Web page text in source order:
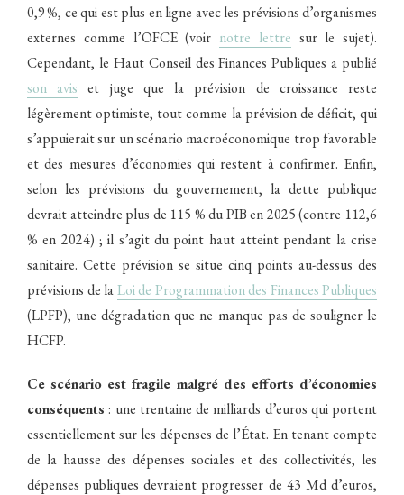
0,9 %, ce qui est plus en ligne avec les prévisions d’organismes
externes comme l’OFCE (voir notre lettre sur le sujet).
Cependant, le Haut Conseil des Finances Publiques a publié
son avis et juge que la prévision de croissance reste
légèrement optimiste, tout comme la prévision de déficit, qui
s’appuierait sur un scénario macroéconomique trop favorable
et des mesures d’économies qui restent à confirmer. Enfin,
selon les prévisions du gouvernement, la dette publique
devrait atteindre plus de 115 % du PIB en 2025 (contre 112,6
% en 2024) ; il s’agit du point haut atteint pendant la crise
sanitaire. Cette prévision se situe cinq points au-dessus des
prévisions de laLoi de Programmation des Finances Publiques
(LPFP), une dégradation que ne manque pas de souligner le
HCFP.
Ce scénario est fragile malgré des efforts d’économies
conséquents : une trentaine de milliards d’euros qui portent
essentiellement sur les dépenses de l’État. En tenant compte
de la hausse des dépenses sociales et des collectivités, les
dépenses publiques devraient progresser de 43 Md d’euros,